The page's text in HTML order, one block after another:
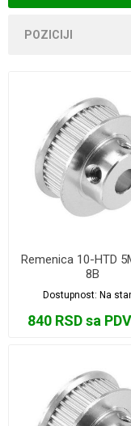
Remenica 10-HTD
8B
Dostupnost:Na
840 RSD sa